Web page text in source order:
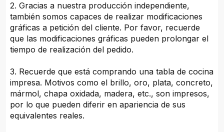
2. Gracias a nuestra producción independiente,
también somos capaces de realizar modificaciones
gráficas a petición del cliente. Por favor, recuerde
que las modificaciones gráficas pueden prolongar el
tiempo de realización del pedido.
3. Recuerde que está comprando una tabla de cocina
impresa. Motivos como el brillo, oro, plata, concreto,
mármol, chapa oxidada, madera, etc., son impresos,
por lo que pueden diferir en apariencia de sus
equivalentes reales.